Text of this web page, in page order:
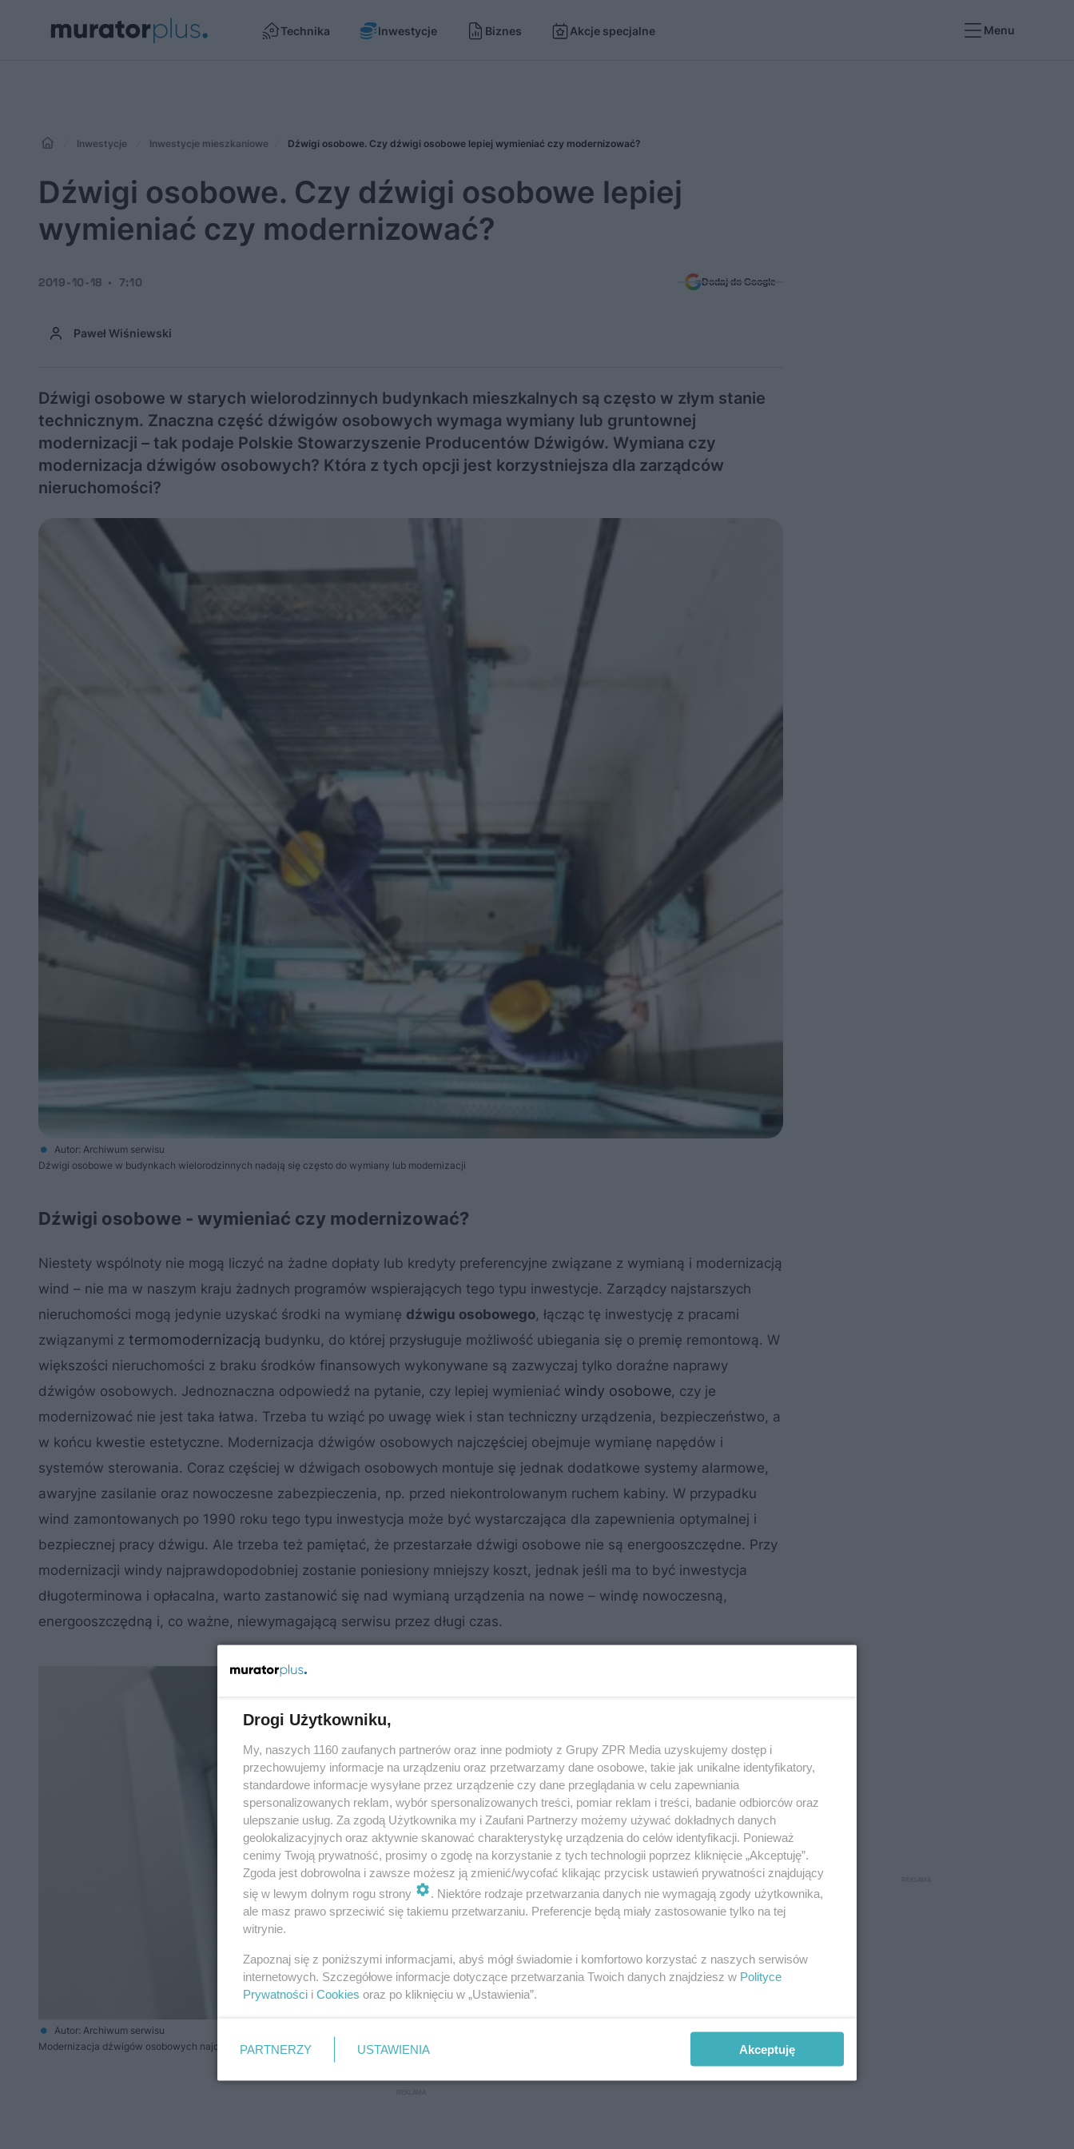
Technika Inwestycje Biznes Akcje specjalne Menu
Inwestycje Inwestycje mieszkaniowe Dźwigi osobowe. Czy dźwigi osobowe lepiej wymieniać czy modernizować?
Dźwigi osobowe. Czy dźwigi osobowe lepiej
wymieniać czy modernizować?
Paweł Wiśniewski
2019-10-18 7:10 Dodaj do Google
Dźwigi osobowe w starych wielorodzinnych budynkach mieszkalnych są często w złym stanie
technicznym. Znaczna część dźwigów osobowych wymaga wymiany lub gruntownej
modernizacji – tak podaje Polskie Stowarzyszenie Producentów Dźwigów. Wymiana czy
modernizacja dźwigów osobowych? Która z tych opcji jest korzystniejsza dla zarządców
nieruchomości?
Autor: Archiwum serwisu
Dźwigi osobowe w budynkach wielorodzinnych nadają się często do wymiany lub modernizacji
Dźwigi osobowe - wymieniać czy modernizować?
Niestety wspólnoty nie mogą liczyć na żadne dopłaty lub kredyty preferencyjne związane z wymianą i modernizacją
wind – nie ma w naszym kraju żadnych programów wspierających tego typu inwestycje. Zarządcy najstarszych
nieruchomości mogą jedynie uzyskać środki na wymianę dźwigu osobowego, łącząc tę inwestycję z pracami
związanymi z termomodernizacją budynku, do której przysługuje możliwość ubiegania się o premię remontową. W
większości nieruchomości z braku środków finansowych wykonywane są zazwyczaj tylko doraźne naprawy
dźwigów osobowych. Jednoznaczna odpowiedź na pytanie, czy lepiej wymieniać windy osobowe, czy je
modernizować nie jest taka łatwa. Trzeba tu wziąć po uwagę wiek i stan techniczny urządzenia, bezpieczeństwo, a
w końcu kwestie estetyczne. Modernizacja dźwigów osobowych najczęściej obejmuje wymianę napędów i
systemów sterowania. Coraz częściej w dźwigach osobowych montuje się jednak dodatkowe systemy alarmowe,
awaryjne zasilanie oraz nowoczesne zabezpieczenia, np. przed niekontrolowanym ruchem kabiny. W przypadku
wind zamontowanych po 1990 roku tego typu inwestycja może być wystarczająca dla zapewnienia optymalnej i
bezpiecznej pracy dźwigu. Ale trzeba też pamiętać, że przestarzałe dźwigi osobowe nie są energooszczędne. Przy
modernizacji windy najprawdopodobniej zostanie poniesiony mniejszy koszt, jednak jeśli ma to być inwestycja
długoterminowa i opłacalna, warto zastanowić się nad wymianą urządzenia na nowe – windę nowoczesną,
energooszczędną i, co ważne, niewymagającą serwisu przez długi czas.
Autor: Archiwum serwisu
Modernizacja dźwigów osobowych najczęściej obejmuje wymianę napędów i systemów sterowania
Drogi Użytkowniku,
My, naszych 1160 zaufanych partnerów oraz inne podmioty z Grupy ZPR Media uzyskujemy dostęp i
przechowujemy informacje na urządzeniu oraz przetwarzamy dane osobowe, takie jak unikalne identyfikatory,
standardowe informacje wysyłane przez urządzenie czy dane przeglądania w celu zapewniania
spersonalizowanych reklam, wybór spersonalizowanych treści, pomiar reklam i treści, badanie odbiorców oraz
ulepszanie usług. Za zgodą Użytkownika my i Zaufani Partnerzy możemy używać dokładnych danych
geolokalizacyjnych oraz aktywnie skanować charakterystykę urządzenia do celów identyfikacji. Ponieważ
cenimy Twoją prywatność, prosimy o zgodę na korzystanie z tych technologii poprzez kliknięcie „Akceptuję”.
Zgoda jest dobrowolna i zawsze możesz ją zmienić/wycofać klikając przycisk ustawień prywatności znajdujący
się w lewym dolnym rogu strony
. Niektóre rodzaje przetwarzania danych nie wymagają zgody użytkownika,
ale masz prawo sprzeciwić się takiemu przetwarzaniu. Preferencje będą miały zastosowanie tylko na tej
witrynie.
Zapoznaj się z poniższymi informacjami, abyś mógł świadomie i komfortowo korzystać z naszych serwisów
internetowych. Szczegółowe informacje dotyczące przetwarzania Twoich danych znajdziesz w Polityce
Prywatności i Cookies oraz po kliknięciu w „Ustawienia”.
PARTNERZY USTAWIENIA Akceptuję